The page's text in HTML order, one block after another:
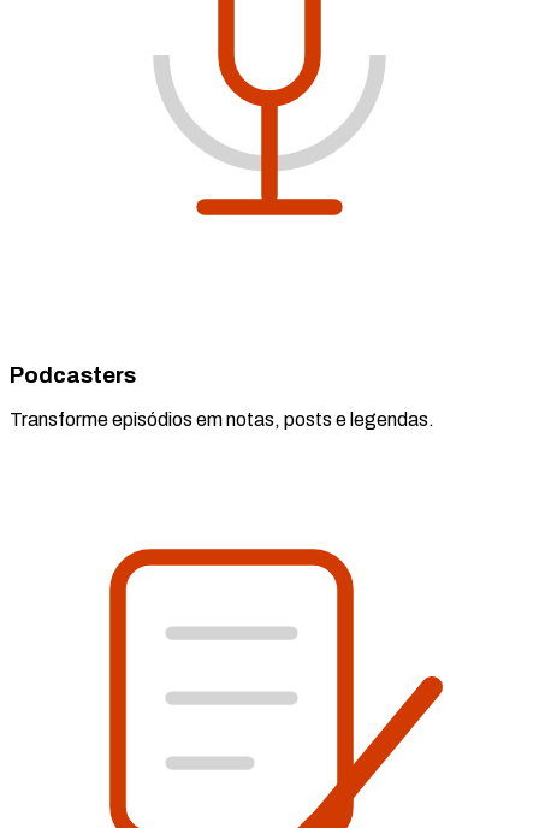
Podcasters
Transforme episódios em notas, posts e legendas.